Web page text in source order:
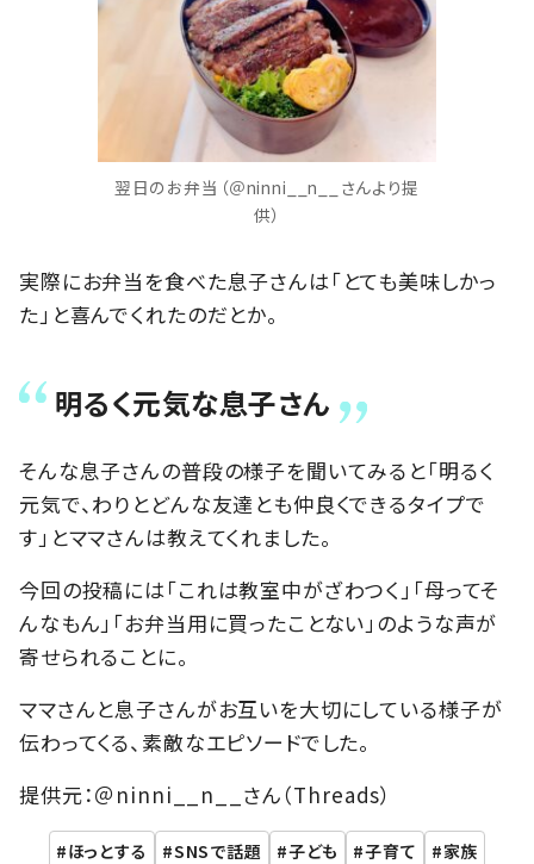
翌日のお弁当（＠ninni__n__さんより提
供）
実際にお弁当を食べた息子さんは「とても美味しかっ
た」と喜んでくれたのだとか。
明るく元気な息子さん
そんな息子さんの普段の様子を聞いてみると「明るく
元気で、わりとどんな友達とも仲良くできるタイプで
す」とママさんは教えてくれました。
今回の投稿には「これは教室中がざわつく」「母ってそ
んなもん」「お弁当用に買ったことない」のような声が
寄せられることに。
ママさんと息子さんがお互いを大切にしている様子が
伝わってくる、素敵なエピソードでした。
提供元：＠ninni__n__さん（Threads）
ほっとする SNSで話題 子ども 子育て 家族